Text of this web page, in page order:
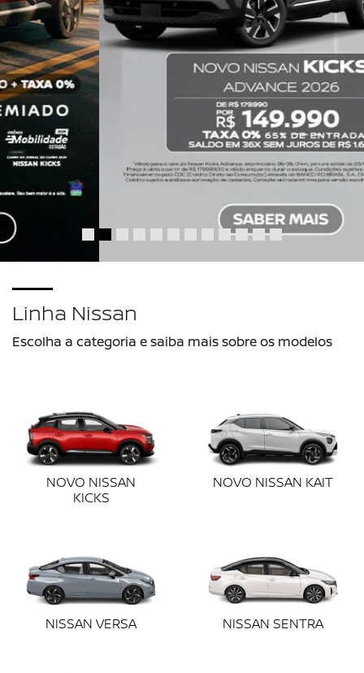
Linha Nissan
Escolha a categoria e saiba mais sobre os modelos
NOVO NISSAN
KICKS
NOVO NISSAN KAIT
NISSAN VERSA NISSAN SENTRA